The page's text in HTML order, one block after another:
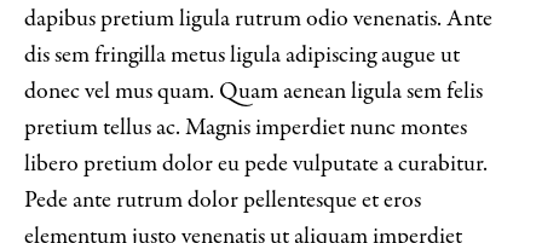
dapibus pretium ligula rutrum odio venenatis. Ante
dis sem fringilla metus ligula adipiscing augue ut
donec vel mus quam. Quam aenean ligula sem felis
pretium tellus ac. Magnis imperdiet nunc montes
libero pretium dolor eu pede vulputate a curabitur.
Pede ante rutrum dolor pellentesque et eros
elementum justo venenatis ut aliquam imperdiet